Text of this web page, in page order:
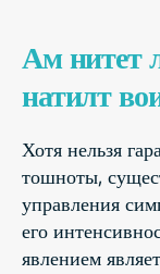
Ам нитет
натилт
Хотя нельзя
тошноты,
управления
его
явлением